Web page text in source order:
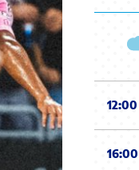
12:00
16:00